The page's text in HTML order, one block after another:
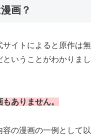
画？
サイトによると原作は無
いうことがわかりまし
もありません。
の漫画の一例として以